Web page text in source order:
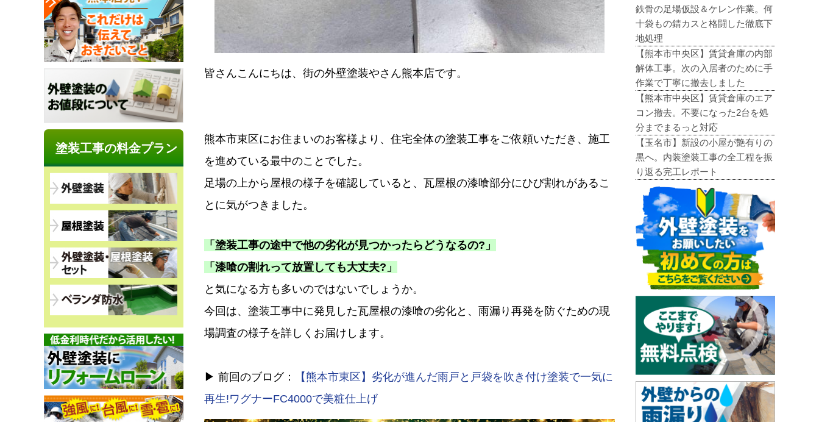
皆さんこんにちは、街の外壁塗装やさん熊本店です。
熊本市東区にお住まいのお客様より、住宅全体の塗装工事をご依頼いただき、施工
を進めている最中のことでした。
足場の上から屋根の様子を確認していると、瓦屋根の漆喰部分にひび割れがあるこ
とに気がつきました。
「塗装工事の途中で他の劣化が見つかったらどうなるの?」
「漆喰の割れって放置しても大丈夫?」
と気になる方も多いのではないでしょうか。
今回は、塗装工事中に発見した瓦屋根の漆喰の劣化と、雨漏り再発を防ぐための現
場調査の様子を詳しくお届けします。
▶︎ 前回のブログ：
【熊本市東区】劣化が進んだ雨戸と戸袋を吹き付け塗装で一気に
再生!ワグナーFC4000で美粧仕上げ
鉄骨の足場仮設＆ケレン作業。何
十袋もの錆カスと格闘した徹底下
地処理
【熊本市中央区】賃貸倉庫の内部
解体工事。次の入居者のために手
作業で丁寧に撤去しました
【熊本市中央区】賃貸倉庫のエア
コン撤去。不要になった2台を処
分までまるっと対応
【玉名市】新設の小屋が艶有りの
黒へ。内装塗装工事の全工程を振
り返る完工レポート
塗装工事の料金プラン